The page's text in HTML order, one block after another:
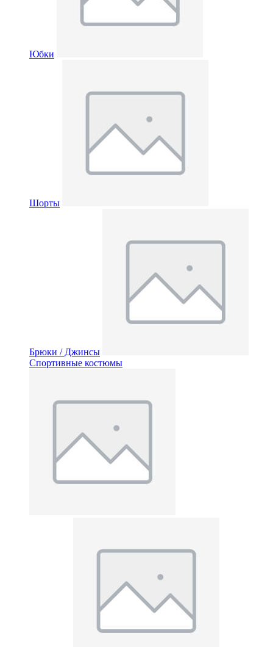
Юбки
Шорты
Брюки / Джинсы
Спортивные костюмы